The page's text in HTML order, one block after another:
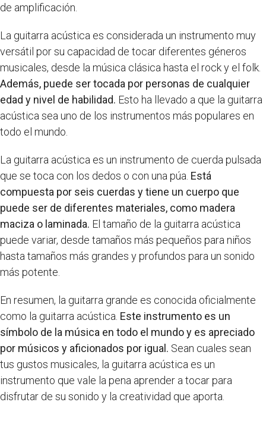
de amplificación.
La guitarra acústica es considerada un instrumento muy
versátil por su capacidad de tocar diferentes géneros
musicales, desde la música clásica hasta el rock y el folk.
Además, puede ser tocada por personas de cualquier
edad y nivel de habilidad. Esto ha llevado a que la guitarra
acústica sea uno de los instrumentos más populares en
todo el mundo.
La guitarra acústica es un instrumento de cuerda pulsada
que se toca con los dedos o con una púa. Está
compuesta por seis cuerdas y tiene un cuerpo que
puede ser de diferentes materiales, como madera
maciza o laminada. El tamaño de la guitarra acústica
puede variar, desde tamaños más pequeños para niños
hasta tamaños más grandes y profundos para un sonido
más potente.
En resumen, la guitarra grande es conocida oficialmente
como la guitarra acústica. Este instrumento es un
símbolo de la música en todo el mundo y es apreciado
por músicos y aficionados por igual. Sean cuales sean
tus gustos musicales, la guitarra acústica es un
instrumento que vale la pena aprender a tocar para
disfrutar de su sonido y la creatividad que aporta.